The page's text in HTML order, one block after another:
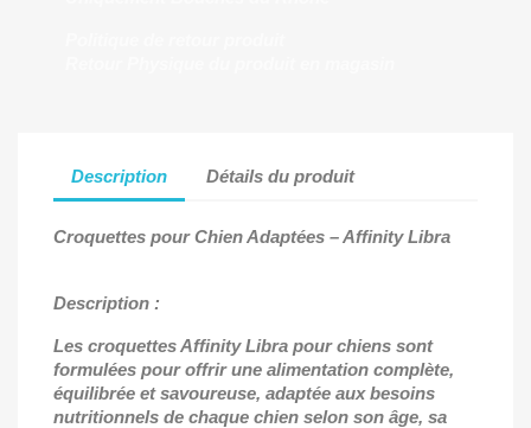
Description Détails du produit
Croquettes pour Chien Adaptées – Affinity Libra
Description :
Les croquettes Affinity Libra pour chiens sont
formulées pour offrir une alimentation complète,
équilibrée et savoureuse, adaptée aux besoins
nutritionnels de chaque chien selon son âge, sa